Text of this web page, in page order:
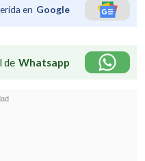
en Google
de Whatsapp